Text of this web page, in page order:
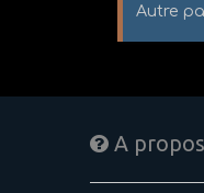
Autre
A